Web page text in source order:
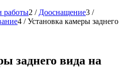
работы2 / Дооснащение3 /
4 / Установка камеры заднего
заднего вида на